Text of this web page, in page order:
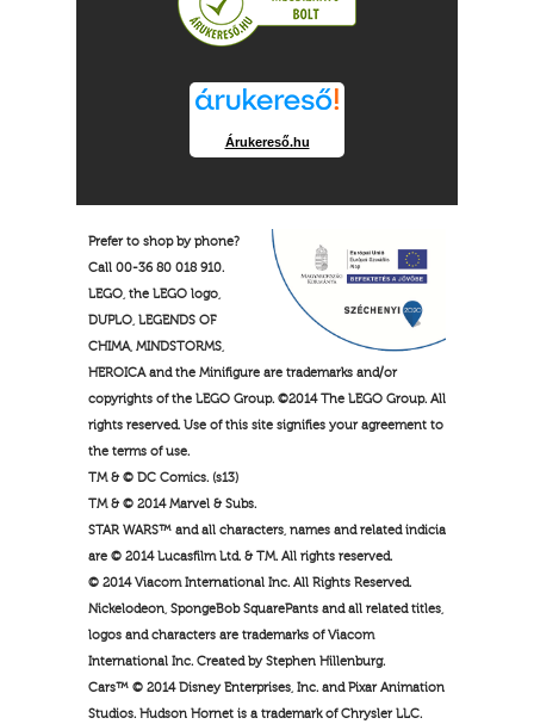
Árukereső.hu
Prefer to shop by phone?
Call 00-36 80 018 910.
LEGO, the LEGO logo,
DUPLO, LEGENDS OF
CHIMA, MINDSTORMS,
HEROICA and the Minifigure are trademarks and/or
copyrights of the LEGO Group. ©2014 The LEGO Group. All
rights reserved. Use of this site signifies your agreement to
the terms of use.
TM & © DC Comics. (s13)
TM & © 2014 Marvel & Subs.
STAR WARS™ and all characters, names and related indicia
are © 2014 Lucasfilm Ltd. & TM. All rights reserved.
© 2014 Viacom International Inc. All Rights Reserved.
Nickelodeon, SpongeBob SquarePants and all related titles,
logos and characters are trademarks of Viacom
International Inc. Created by Stephen Hillenburg.
Cars™ © 2014 Disney Enterprises, Inc. and Pixar Animation
Studios. Hudson Hornet is a trademark of Chrysler LLC.